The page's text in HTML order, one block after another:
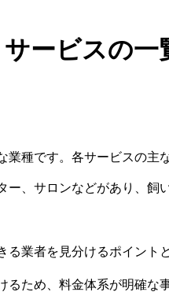
ービスの一
種です。各サービスの主
、サロンなどがあり、
業者を見分けるポイン
るため、料金体系が明確な